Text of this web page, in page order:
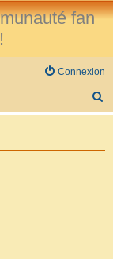
fan
Connexion
e